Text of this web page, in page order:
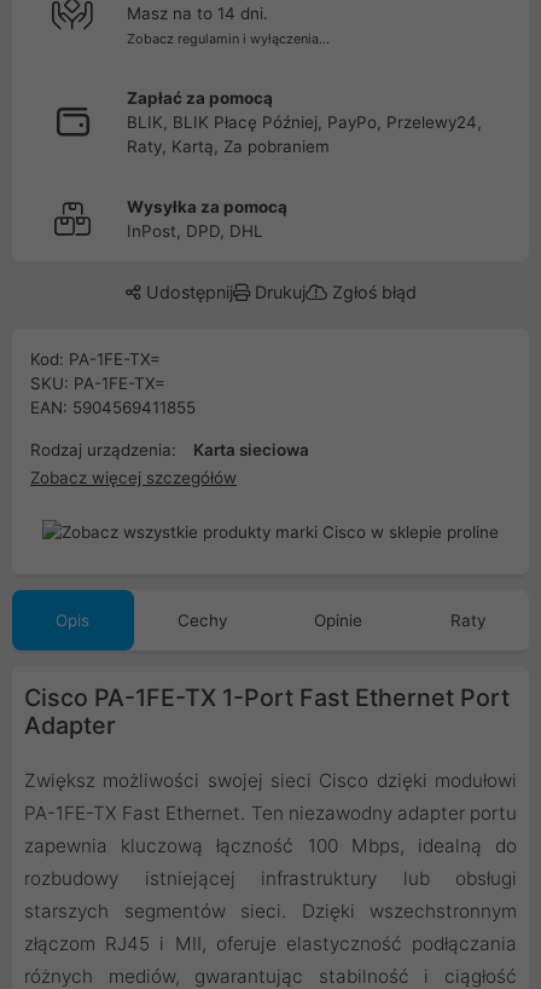
Masz na to 14 dni.
Zobacz regulamin i wyłączenia...
Zapłać za pomocą
BLIK, BLIK Płacę Później, PayPo, Przelewy24,
Raty, Kartą, Za pobraniem
Wysyłka za pomocą
InPost, DPD, DHL
Udostępnij Drukuj Zgłoś błąd
Kod: PA-1FE-TX=
SKU: PA-1FE-TX=
EAN: 5904569411855
Rodzaj urządzenia:
Karta sieciowa
Zobacz więcej szczegółów
Opis Cechy Opinie Raty
Cisco PA-1FE-TX 1-Port Fast Ethernet Port
Adapter
Zwiększ możliwości swojej sieci Cisco dzięki modułowi
PA-1FE-TX Fast Ethernet. Ten niezawodny adapter portu
zapewnia kluczową łączność 100 Mbps, idealną do
rozbudowy istniejącej infrastruktury lub obsługi
starszych segmentów sieci. Dzięki wszechstronnym
złączom RJ45 i MII, oferuje elastyczność podłączania
różnych mediów, gwarantując stabilność i ciągłość